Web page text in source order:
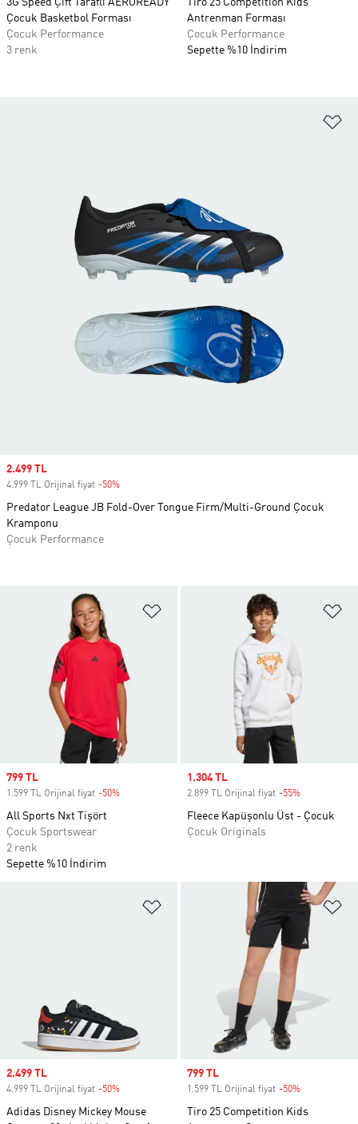
Çocuk Basketbol Forması
Çocuk Performance
3 renk
Antrenman Forması
Çocuk Performance
Sepette %10 İndirim
Favori Listesine Ekle
Sale price
799 TL
1.599 TL Orijinal fiyat -50%
All Sports Nxt Tişört
Çocuk Sportswear
2 renk
Sepette %10 İndirim
Sale price
1.304 TL
2.899 TL Orijinal fiyat -55%
Fleece Kapüşonlu Üst - Çocuk
Çocuk Originals
Favori Listesine Ekle
Sale price
2.499 TL
4.999 TL Orijinal fiyat -50%
Adidas Disney Mickey Mouse
Sale price
799 TL
1.599 TL Orijinal fiyat -50%
Tiro 25 Competition Kids
Sale price
2.499 TL
4.999 TL Orijinal fiyat -50%
Predator League JB Fold-Over Tongue Firm/Multi-Ground Çocuk
Kramponu
Çocuk Performance